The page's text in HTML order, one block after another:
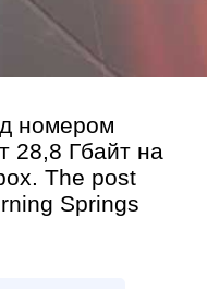
номером
28,8 Гбайт на
The post
Springs